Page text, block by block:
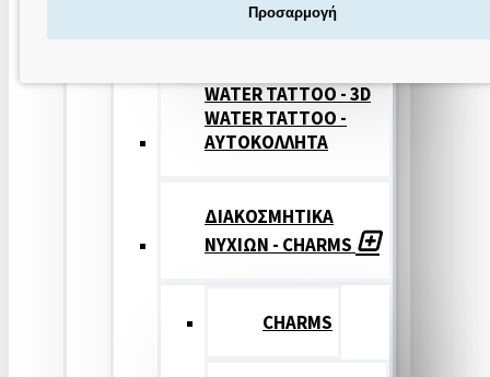
ΝΥΧΙΩΝ
WATER TATTOO - 3D
WATER TATTOO -
ΑΥΤΟΚΟΛΛΗΤΑ
ΔΙΑΚΟΣΜΗΤΙΚΑ
ΝΥΧΙΩΝ - CHARMS
CHARMS
Προσαρμογή